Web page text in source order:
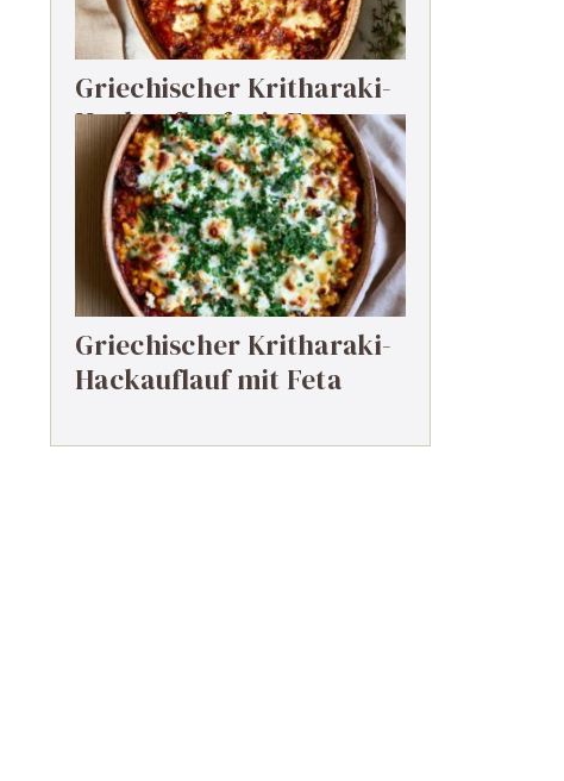
Griechischer Kritharaki-
Hackauflauf mit Feta
Griechischer Kritharaki-
Hackauflauf mit Feta